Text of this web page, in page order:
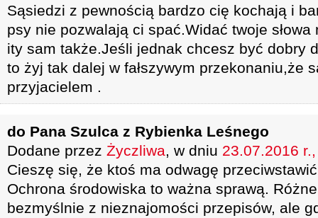
Sąsiedzi z pewnością bardzo cię kochają i
psy nie pozwalają ci spać.Widać twoje
ity sam także.Jeśli jednak chcesz być dobry
to żyj tak dalej w fałszywym przekonaniu,że
przyjacielem .
do Pana Szulca z Rybienka Leśnego
Dodane przez Życzliwa, w dniu 23.07.2016
Cieszę się, że ktoś ma odwagę
Ochrona środowiska to ważna sprawą.
bezmyślnie z nieznajomości przepisów, ale